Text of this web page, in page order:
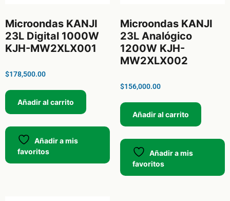
Microondas KANJI
23L Digital 1000W
KJH-MW2XLX001
$178,500.00
Añadir al carrito
Añadir a mis
favoritos
Microondas KANJI
23L Analógico
1200W KJH-
MW2XLX002
$156,000.00
Añadir al carrito
Añadir a mis
favoritos